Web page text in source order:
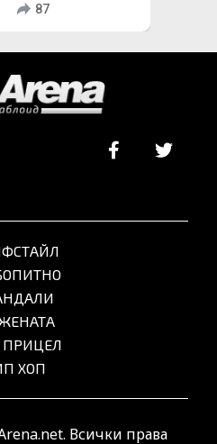
87
ХОП
Всички права